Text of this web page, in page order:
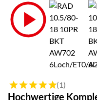
Zur Kaufbox
Bewertung: 5 von 5 (1
(1)
Hochwertige